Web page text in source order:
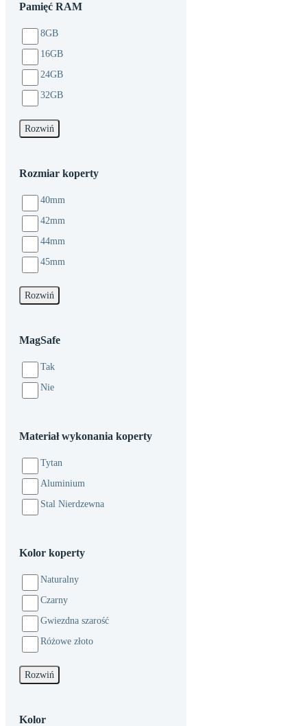
Pamięć RAM
8GB
16GB
24GB
32GB
Rozwiń
Rozmiar koperty
40mm
42mm
44mm
45mm
Rozwiń
MagSafe
Tak
Nie
Materiał wykonania koperty
Tytan
Aluminium
Stal Nierdzewna
Kolor koperty
Naturalny
Czarny
Gwiezdna szarość
Różowe złoto
Rozwiń
Kolor